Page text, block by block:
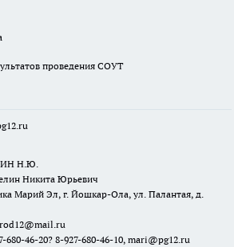
проведения СОУТ
Н.Ю.
Никита Юрьевич
Марий Эл, г. Йошкар-Ола, ул. Палантая, д.
46-20? 8-927-680-46-10, mari@pg12.ru